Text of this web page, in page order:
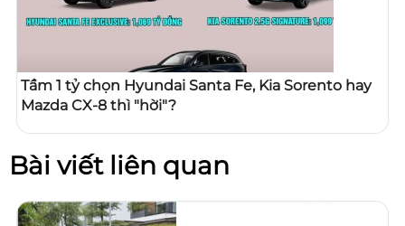
Tầm 1 tỷ chọn Hyundai Santa Fe, Kia Sorento hay
Mazda CX-8 thì "hời"?
Bài viết liên quan